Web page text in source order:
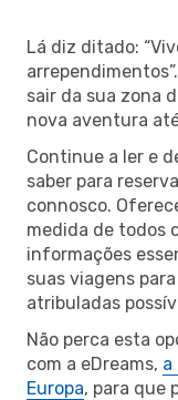
Lá diz ditado:
sair da sua zona
nova aventura
Continue a ler e
saber para
connosco.
medida de todos
informações
suas viagens
atribuladas
Não perca esta
com a eDreams, a
Europa, para que